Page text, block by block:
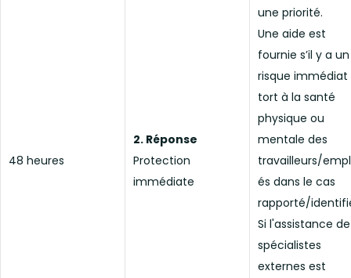
48 heures
2. Réponse
Protection
immédiate
une priorité.
Une aide est
fournie s’il y a un
risque immédiat
tort à la santé
physique ou
mentale des
travailleurs/
és dans le cas
rapporté/
Si l'assistance de
spécialistes
externes est